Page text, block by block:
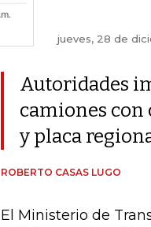
jueves, 28 de
Autoridades
camiones con
y placa
ROBERTO CASAS LUGO
El Ministerio de